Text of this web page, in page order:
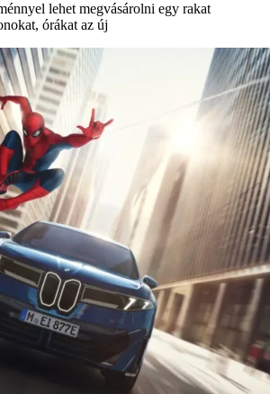
lehet megvásárolni egy rakat
órákat az új